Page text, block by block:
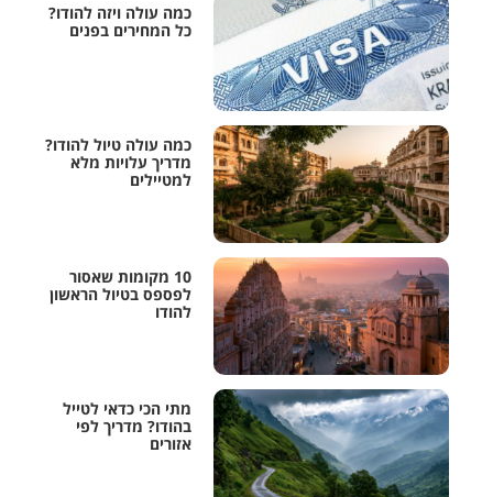
כמה עולה ויזה להודו?
כל המחירים בפנים
כמה עולה טיול להודו?
מדריך עלויות מלא
למטיילים
10 מקומות שאסור
לפספס בטיול הראשון
להודו
מתי הכי כדאי לטייל
בהודו? מדריך לפי
אזורים